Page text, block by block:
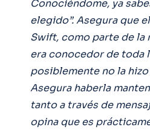
Conociéndome, ya
elegido”. Asegura que
Swift, como parte de la
era conocedor de toda
posiblemente no la
Asegura haberla
tanto a través de
opina que es